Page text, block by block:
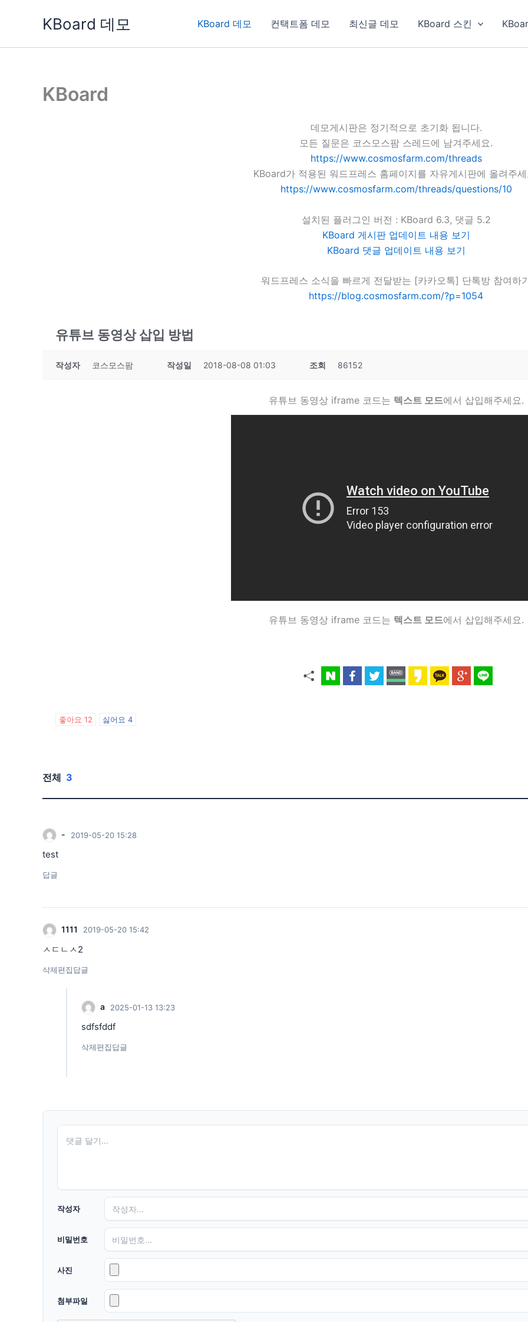
KBoard 데모 KBoard 데모 컨택트폼 데모 최신글 데모 KBoard 스킨
KBoard
데모게시판은 정기적으로 초기화 됩니다.
모든 질문은 코스모스팜 스레드에 남겨주세요.
https://www.cosmosfarm.com/threads
KBoard가 적용된 워드프레스 홈페이지를 자유게시판에 올려주
https://www.cosmosfarm.com/threads/questions/10
설치된 플러그인 버전 : KBoard 6.3, 댓글 5.2
KBoard 게시판 업데이트 내용 보기
KBoard 댓글 업데이트 내용 보기
워드프레스 소식을 빠르게 전달받는 [카카오톡] 단톡방 참여하
https://blog.cosmosfarm.com/?p=1054
유튜브 동영상 삽입 방법
작성자 코스모스팜 작성일 2018-08-08 01:03 조회 86152
유튜브 동영상 iframe 코드는 텍스트 모드에서 삽입해주세요.
유튜브 동영상 iframe 코드는 텍스트 모드에서 삽입해주세요.
좋아요 12 싫어요 4
전체 3
- 2019-05-20 15:28
test
답글
1111 2019-05-20 15:42
ㅅㄷㄴㅅ2
삭제편집답글
a 2025-01-13 13:23
sdfsfddf
삭제편집답글
작성자
비밀번호
사진
첨부파일